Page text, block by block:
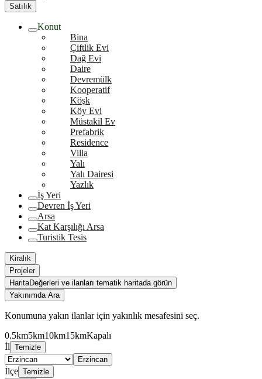
Satılık
Konut
Bina
Çiftlik Evi
Dağ Evi
Daire
Devremülk
Kooperatif
Köşk
Köy Evi
Müstakil Ev
Prefabrik
Residence
Villa
Yalı
Yalı Dairesi
Yazlık
İş Yeri
Devren İş Yeri
Arsa
Kat Karşılığı Arsa
Turistik Tesis
Kiralık
Projeler
HaritaDeğerleri ve ilanları tematik haritada görün
Yakınımda Ara
Konumuna yakın ilanlar için yakınlık mesafesini seç.
0.5km5km10km15kmKapalı
İl Temizle
Erzincan
İlçe Temizle